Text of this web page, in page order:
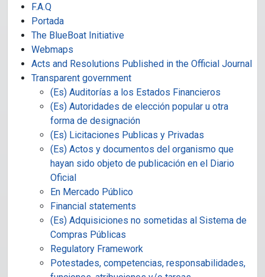
F.A.Q
Portada
The BlueBoat Initiative
Webmaps
Acts and Resolutions Published in the Official Journal
Transparent government
(Es) Auditorías a los Estados Financieros
(Es) Autoridades de elección popular u otra
forma de designación
(Es) Licitaciones Publicas y Privadas
(Es) Actos y documentos del organismo que
hayan sido objeto de publicación en el Diario
Oficial
En Mercado Público
Financial statements
(Es) Adquisiciones no sometidas al Sistema de
Compras Públicas
Regulatory Framework
Potestades, competencias, responsabilidades,